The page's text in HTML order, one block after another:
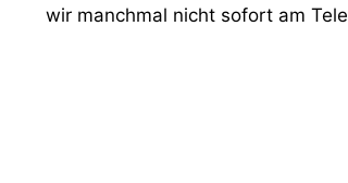
wir manchmal nicht sofort am